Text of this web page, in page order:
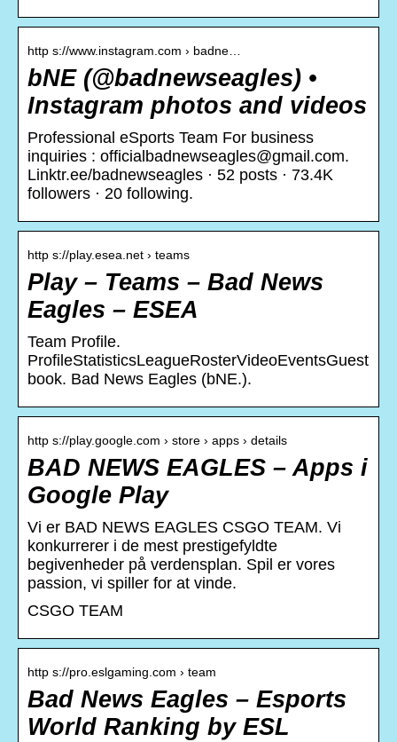
http s://www.instagram.com › badne…
bNE (@badnewseagles) •
Instagram photos and videos
Professional eSports Team For business
inquiries : officialbadnewseagles@gmail.com.
Linktr.ee/badnewseagles · 52 posts · 73.4K
followers · 20 following.
http s://play.esea.net › teams
Play – Teams – Bad News
Eagles – ESEA
Team Profile.
ProfileStatisticsLeagueRosterVideoEventsGuest
book. Bad News Eagles (bNE.).
http s://play.google.com › store › apps › details
BAD NEWS EAGLES – Apps i
Google Play
Vi er BAD NEWS EAGLES CSGO TEAM. Vi
konkurrerer i de mest prestigefyldte
begivenheder på verdensplan. Spil er vores
passion, vi spiller for at vinde.
CSGO TEAM
http s://pro.eslgaming.com › team
Bad News Eagles – Esports
World Ranking by ESL